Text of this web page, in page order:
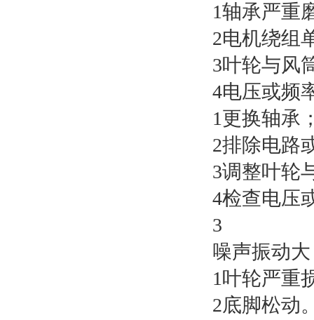
1轴承严重
2电机绕组
3叶轮与风
4电压或频
1更换轴承
2排除电路
3调整叶轮
4检查电压
3
噪声振动大
1叶轮严重
2底脚松动